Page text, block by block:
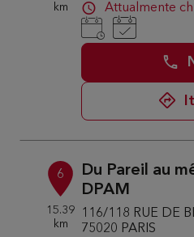
km
Attualmente
6
15.39
km
Du Pareil au
DPAM
116/118 RUE DE
75020 PARIS